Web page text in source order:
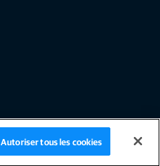
Autoriser tous les cookies